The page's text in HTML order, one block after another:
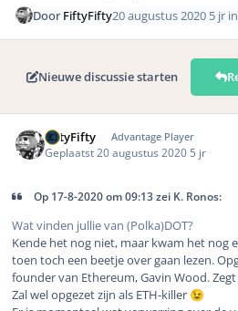
DoorFiftyFifty20 augustus 2020 5 jr
Nieuwe discussie starten
FiftyFifty Advantage Player
Geplaatst 20 augustus 2020 5 jr
Op 17-8-2020 om 09:13 zei K. Ronos:
Wat vinden jullie van (Polka)DOT?
Kende het nog niet, maar kwam het nog
toen toch een beetje over gaan lezen.
founder van Ethereum, Gavin Wood.
Zal wel opgezet zijn als ETH-killer 😉